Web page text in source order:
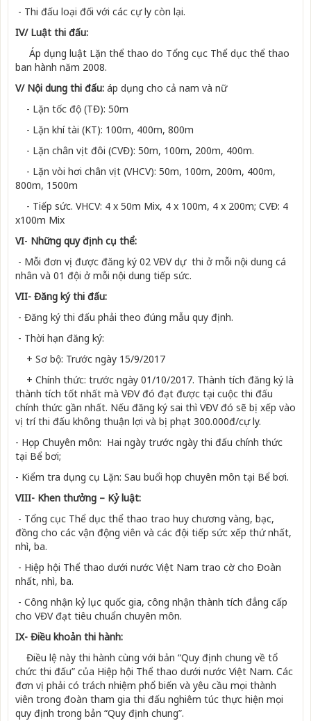
- Thi đấu loại đối với các cự ly còn lại.
IV/ Luật thi đấu:
Áp dụng luật Lặn thể thao do Tổng cục Thể dục thể thao
ban hành năm 2008.
V/ Nội dung thi đấu: áp dụng cho cả nam và nữ
- Lặn tốc độ (TĐ): 50m
- Lặn khí tài (KT): 100m, 400m, 800m
- Lặn chân vịt đôi (CVĐ): 50m, 100m, 200m, 400m.
- Lặn vòi hơi chân vịt (VHCV): 50m, 100m, 200m, 400m,
800m, 1500m
- Tiếp sức. VHCV: 4 x 50m Mix, 4 x 100m, 4 x 200m; CVĐ: 4
x100m Mix
VI- Những quy định cụ thể:
- Mỗi đơn vị được đăng ký 02 VĐV dự thi ở mỗi nội dung cá
nhân và 01 đội ở mỗi nội dung tiếp sức.
VII- Đăng ký thi đấu:
- Đăng ký thi đấu phải theo đúng mẫu quy định.
- Thời hạn đăng ký:
+ Sơ bộ: Trước ngày 15/9/2017
+ Chính thức: trước ngày 01/10/2017. Thành tích đăng ký là
thành tích tốt nhất mà VĐV đó đạt đ­ược tại cuộc thi đấu
chính thức gần nhất. Nếu đăng ký sai thì VĐV đó sẽ bị xếp vào
vị trí thi đấu không thuận lợi và bị phạt 300.000đ/cự ly.
- Họp Chuyên môn: Hai ngày trước ngày thi đấu chính thức
tại Bể bơi;
- Kiểm tra dụng cụ Lặn: Sau buổi họp chuyên môn tại Bể bơi.
VIII- Khen thưởng – Kỷ luật:
- Tổng cục Thể dục thể thao trao huy ch­ương vàng, bạc,
đồng cho các vận động viên và các đội tiếp sức xếp thứ nhất,
nhì, ba.
- Hiệp hội Thể thao dưới nước Việt Nam trao cờ cho Đoàn
nhất, nhì, ba.
- Công nhận kỷ lục quốc gia, công nhận thành tích đẳng cấp
cho VĐV đạt tiêu chuẩn chuyên môn.
IX- Điều khoản thi hành:
Điều lệ này thi hành cùng với bản “Quy định chung về tổ
chức thi đấu” của Hiệp hội Thể thao dư­ới n­ước Việt Nam. Các
đơn vị phải có trách nhiệm phổ biến và yêu cầu mọi thành
viên trong đoàn tham gia thi đấu nghiêm túc thực hiện mọi
quy định trong bản “Quy định chung”.